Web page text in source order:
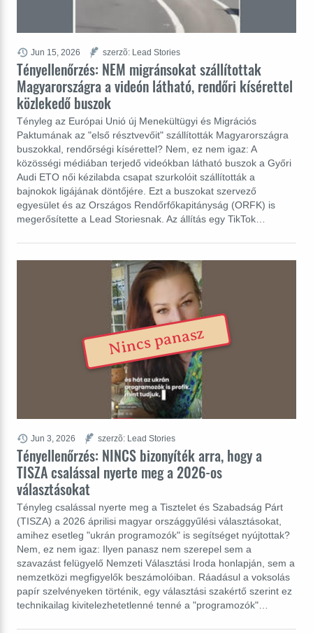
Tényellenőrzés: NEM migránsokat szállítottak
Magyarországra a videón látható, rendőri kísérettel
közlekedő buszok
Tényleg az Európai Unió új Menekültügyi és Migrációs
Paktumának az "első résztvevőit" szállították Magyarországra
buszokkal, rendőrségi kísérettel? Nem, ez nem igaz: A
közösségi médiában terjedő videókban látható buszok a Győri
Audi ETO női kézilabda csapat szurkolóit szállították a
bajnokok ligájának döntőjére. Ezt a buszokat szervező
egyesület és az Országos Rendőrfőkapitányság (ORFK) is
megerősítette a Lead Storiesnak. Az állítás egy TikTok…
Jun 15, 2026 szerzõ: Lead Stories
Tényellenőrzés: NINCS bizonyíték arra, hogy a
TISZA csalással nyerte meg a 2026-os
választásokat
Tényleg csalással nyerte meg a Tisztelet és Szabadság Párt
(TISZA) a 2026 áprilisi magyar országgyűlési választásokat,
amihez esetleg "ukrán programozók" is segítséget nyújtottak?
Nem, ez nem igaz: Ilyen panasz nem szerepel sem a
szavazást felügyelő Nemzeti Választási Iroda honlapján, sem a
nemzetközi megfigyelők beszámolóiban. Ráadásul a voksolás
papír szelvényeken történik, egy választási szakértő szerint ez
technikailag kivitelezhetetlenné tenné a "programozók"…
Jun 3, 2026 szerzõ: Lead Stories
Nincs panasz